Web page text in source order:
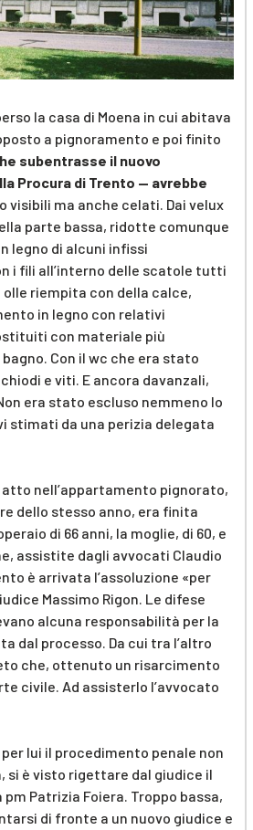
la casa di Moena in cui abitava
a pignoramento e poi finito
subentrasse il nuovo
Procura di Trento — avrebbe
visibili ma anche celati. Dai velux
parte bassa, ridotte comunque
legno di alcuni infissi
i fili all’interno delle scatole tutti
riempita con della calce,
in legno con relativi
con materiale più
Con il wc che era stato
e viti. E ancora davanzali,
era stato escluso nemmeno lo
stimati da una perizia delegata
nell’appartamento pignorato,
dello stesso anno, era finita
di 66 anni, la moglie, di 60, e
assistite dagli avvocati Claudio
è arrivata l’assoluzione «per
Massimo Rigon. Le difese
alcuna responsabilità per la
dal processo. Da cui tra l’altro
che, ottenuto un risarcimento
civile. Ad assisterlo l’avvocato
per lui il procedimento penale non
si è visto rigettare dal giudice il
Patrizia Foiera. Troppo bassa,
di fronte a un nuovo giudice e